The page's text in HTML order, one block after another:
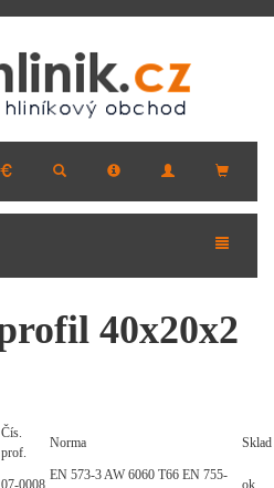
40x20x2
Čís.
prof.
Norma Sklad
07-0008
EN 573-3 AW 6060 T66 EN 755-
ok